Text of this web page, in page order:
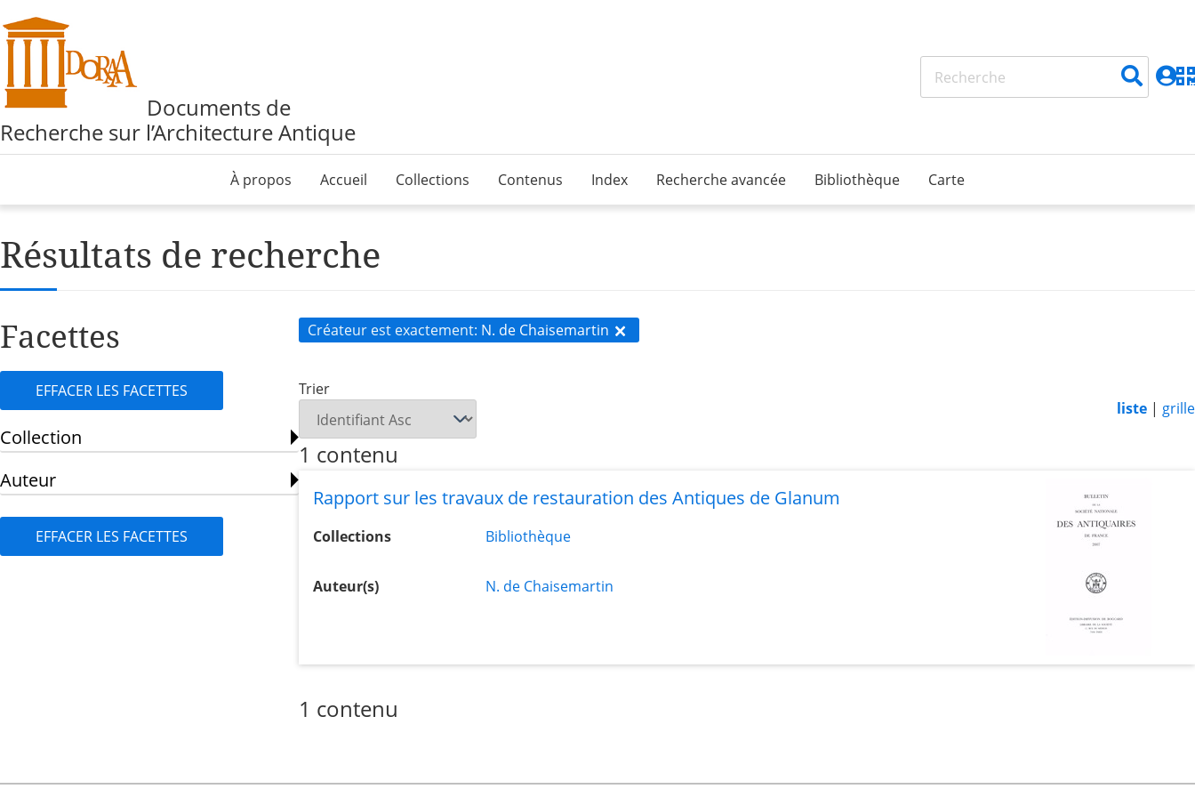
Documents de
Recherche sur l’Architecture Antique
À propos Accueil Collections Contenus Index Recherche avancée Bibliothèque Carte
Résultats de recherche
Facettes
EFFACER LES FACETTES
Collection
Auteur
EFFACER LES FACETTES
Créateur est exactement N. de Chaisemartin
Trier
liste | grille
1 contenu
Rapport sur les travaux de restauration des Antiques de Glanum
Collections Bibliothèque
Auteur(s) N. de Chaisemartin
1 contenu